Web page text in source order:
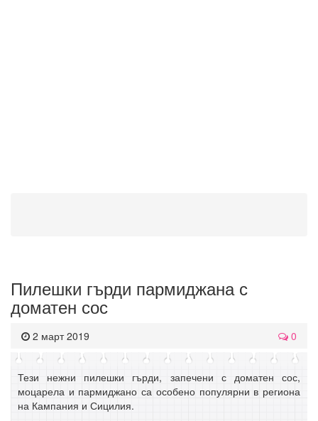
Пилешки гърди пармиджана с
доматен сос
2 март 2019 0
Тези нежни пилешки гърди, запечени с доматен сос,
моцарела и пармиджано са особено популярни в региона
на Кампания и Сицилия.